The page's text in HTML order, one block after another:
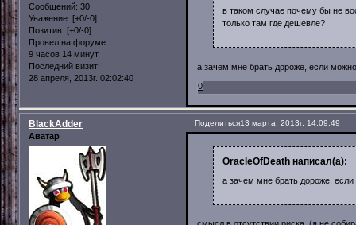
Сообщений: 30
Уважение: [+0/-0]
Позитив: [+0/-0]
Провел на форуме:
9 часов 14 минут
Последний визит:
28 апреля, 2013г. 02:02:40
в таком случае почему бы не
только там где дешевле?
а зачем мне брать дороже, если
0
Поделиться13 марта, 2013г. 14:09:49
BlackAdder
Аватар
OracleOfDeath написал(а):
а зачем мне брать дороже,